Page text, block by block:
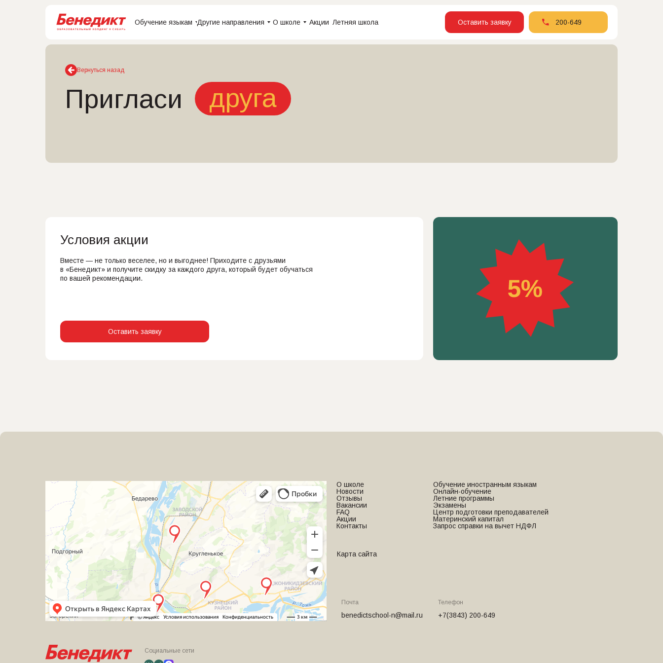
Оставить заявку 200-649
Обучение языкам Другие направления О школе Акции Летняя школа
Пригласи друга
Вернуться назад
Условия акции
Вместе — не только веселее, но и выгоднее! Приходите с друзьями
в «Бенедикт» и получите скидку за каждого друга, который будет обучаться
по вашей рекомендации.
Оставить заявку
Обучение иностранным языкам
Онлайн-обучение
Летние программы
Экзамены
Центр подготовки преподавателей
Материнский капитал
Запрос справки на вычет НДФЛ
О школе
Новости
Отзывы
Вакансии
FAQ
Акции
Контакты
Карта сайта
Социальные сети
Почта
benedictschool-n@mail.ru
Телефон
+7(3843) 200-649